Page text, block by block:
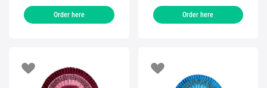
Order here Order here